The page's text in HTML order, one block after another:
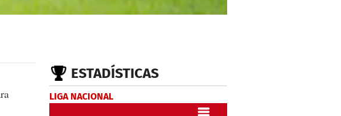
ESTADÍSTICAS
LIGA NACIONAL